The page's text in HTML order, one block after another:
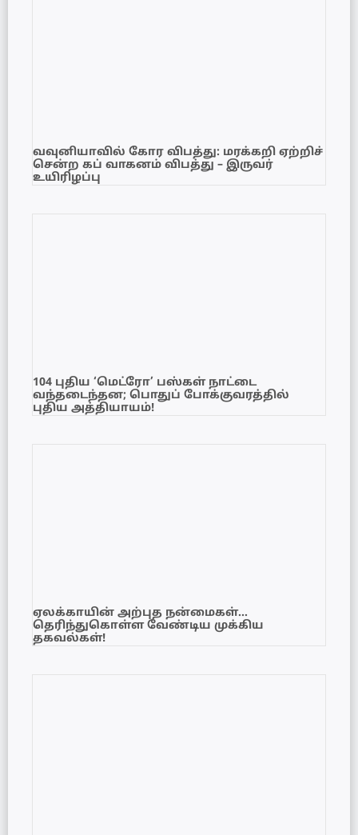
வவுனியாவில் கோர விபத்து: மரக்கறி ஏற்றிச்
சென்ற கப் வாகனம் விபத்து – இருவர்
உயிரிழப்பு
104 புதிய ‘மெட்ரோ’ பஸ்கள் நாட்டை
வந்தடைந்தன; பொதுப் போக்குவரத்தில்
புதிய அத்தியாயம்!
ஏலக்காயின் அற்புத நன்மைகள்…
தெரிந்துகொள்ள வேண்டிய முக்கிய
தகவல்கள்!